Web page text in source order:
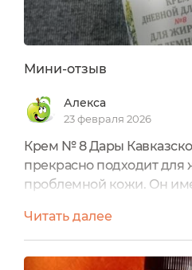
Мини-отзыв
Алекса
23 февраля 2026
Крем № 8 Дары
прекрасно подходит для
проблемной кожи. Он
предназначенный для
кожей. Поэтому не
увлажняет и питает, но
Читать далее